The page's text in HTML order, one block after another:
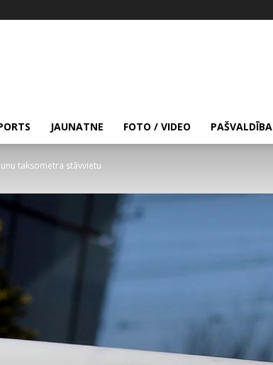
JAUNATNE FOTO / VIDEO PAŠVALDĪBA
taksometra stāvvietu